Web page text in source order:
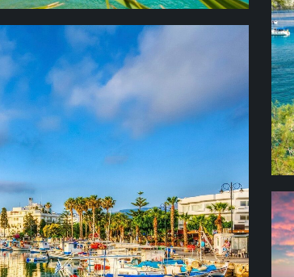
южному ленивый остров с
храмов; родина «отца
где до сих пор растет
под которым ученики
знаменитую клятву. С тех пор
не изменилось: все так же бьют
а из открытых дверей
ароматы